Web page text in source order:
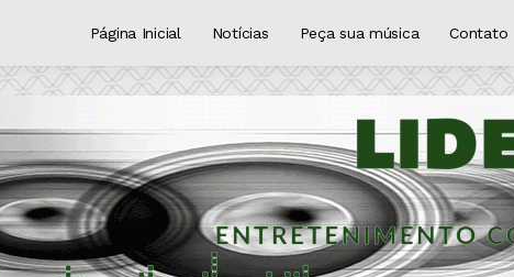
Página Inicial Notícias Peça sua música Contato